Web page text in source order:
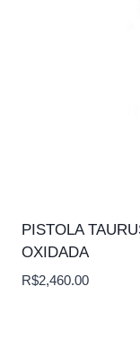
PISTOLA
OXIDADA
R$2,460.00